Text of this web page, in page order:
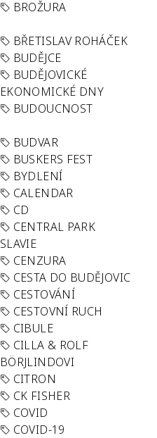
BROŽURA
BŘETISLAV ROHÁČEK
BUDĚJCE
BUDĚJOVICKÉ
EKONOMICKÉ DNY
BUDOUCNOST
BUDVAR
BUSKERS FEST
BYDLENÍ
CALENDAR
CD
CENTRAL PARK
SLAVIE
CENZURA
CESTA DO BUDĚJOVIC
CESTOVÁNÍ
CESTOVNÍ RUCH
CIBULE
CILLA & ROLF
BÖRJLINDOVI
CITRON
CK FISHER
COVID
COVID-19